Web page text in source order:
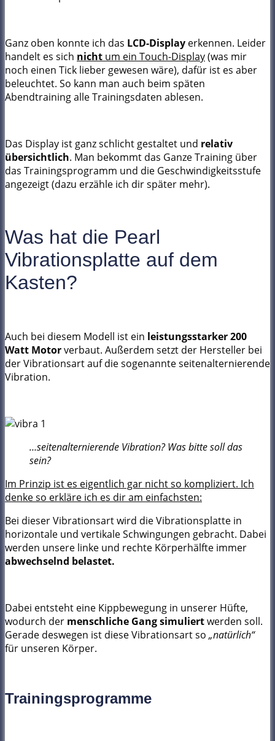
Ganz oben konnte ich das LCD-Display erkennen. Leider
handelt es sich nicht um ein Touch-Display(was mir
noch einen Tick lieber gewesen wäre), dafür ist es aber
beleuchtet. So kann man auch beim späten
Abendtraining alle Trainingsdaten ablesen.
Das Display ist ganz schlicht gestaltet und relativ
übersichtlich. Man bekommt das Ganze Training über
das Trainingsprogramm und die Geschwindigkeitsstufe
angezeigt (dazu erzähle ich dir später mehr).
Was hat die Pearl
Vibrationsplatte auf dem
Kasten?
Auch bei diesem Modell ist ein leistungsstarker200
Watt Motorverbaut. Außerdem setzt der Hersteller bei
der Vibrationsart auf die sogenannte seitenalternierende
Vibration.
…seitenalternierende Vibration? Was bitte soll das
sein?
Im Prinzip ist es eigentlich gar nicht so kompliziert. Ich
denke so erkläre ich es dir am einfachsten:
Bei dieser Vibrationsart wird die Vibrationsplatte in
horizontale und vertikale Schwingungen gebracht. Dabei
werden unsere linke und rechte Körperhälfte immer
abwechselnd belastet.
Dabei entsteht eine Kippbewegung in unserer Hüfte,
wodurch der menschliche Gang simuliertwerden soll.
Gerade deswegen ist diese Vibrationsart so „natürlich“
für unseren Körper.
Trainingsprogramme